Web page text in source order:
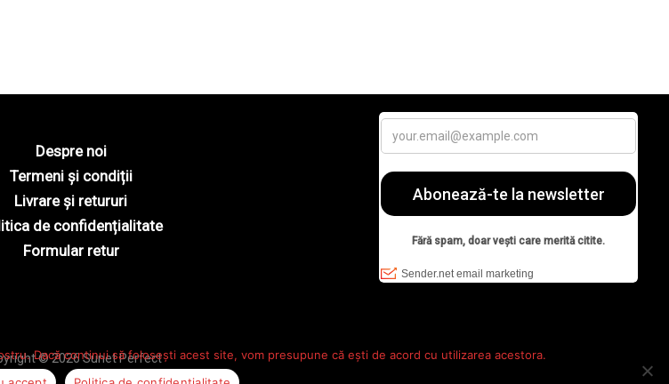
Despre noi
Termeni și condiții
Livrare și retururi
de confidențialitate
Formular retur
© 2026 Sunet Perfect
Dacă continui să folosești acest site, vom presupune că ești de acord cu utilizarea acestora.